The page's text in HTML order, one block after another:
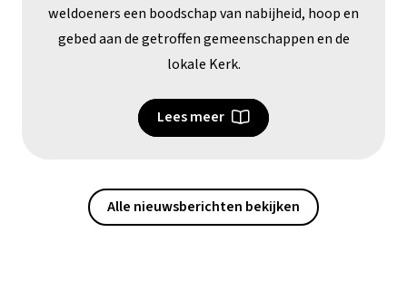
weldoeners een boodschap van nabijheid, hoop en
gebed aan de getroffen gemeenschappen en de
lokale Kerk.
Lees meer
Alle nieuwsberichten bekijken